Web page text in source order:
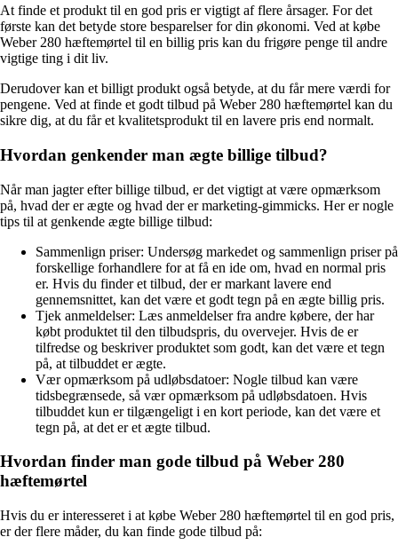
At finde et produkt til en god pris er vigtigt af flere årsager. For det
første kan det betyde store besparelser for din økonomi. Ved at købe
Weber 280 hæftemørtel til en billig pris kan du frigøre penge til andre
vigtige ting i dit liv.
Derudover kan et billigt produkt også betyde, at du får mere værdi for
pengene. Ved at finde et godt tilbud på Weber 280 hæftemørtel kan du
sikre dig, at du får et kvalitetsprodukt til en lavere pris end normalt.
Hvordan genkender man ægte billige tilbud?
Når man jagter efter billige tilbud, er det vigtigt at være opmærksom
på, hvad der er ægte og hvad der er marketing-gimmicks. Her er nogle
tips til at genkende ægte billige tilbud:
Sammenlign priser: Undersøg markedet og sammenlign priser på
forskellige forhandlere for at få en ide om, hvad en normal pris
er. Hvis du finder et tilbud, der er markant lavere end
gennemsnittet, kan det være et godt tegn på en ægte billig pris.
Tjek anmeldelser: Læs anmeldelser fra andre købere, der har
købt produktet til den tilbudspris, du overvejer. Hvis de er
tilfredse og beskriver produktet som godt, kan det være et tegn
på, at tilbuddet er ægte.
Vær opmærksom på udløbsdatoer: Nogle tilbud kan være
tidsbegrænsede, så vær opmærksom på udløbsdatoen. Hvis
tilbuddet kun er tilgængeligt i en kort periode, kan det være et
tegn på, at det er et ægte tilbud.
Hvordan finder man gode tilbud på Weber 280
hæftemørtel
Hvis du er interesseret i at købe Weber 280 hæftemørtel til en god pris,
er der flere måder, du kan finde gode tilbud på: